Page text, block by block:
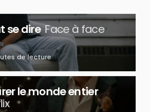
se dire Face à face
de lecture
le monde entier